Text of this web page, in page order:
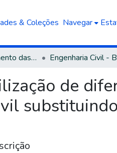
& Coleções Navegar
Área do Conhecimento das Engenharias
de